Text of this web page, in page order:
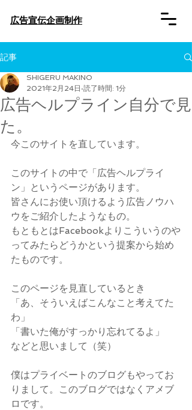
​広告宣伝企画制作
記事
広告ヘルプライン自分で見
た。
SHIGERU MAKINO
2021年2月24日 読了時間: 1分
今このサイトを直しています。
このサイトの中で「広告ヘルプライ
ン」というページがあります。
皆さんにお使い頂けるよう広告ノウハ
ウをご紹介したようなもの。
もともとはFacebookよりこういうのや
ってみたらどうかという提案から始め
たものです。
このページを見直しているとき
「あ、そういえばこんなこと考えてた
わ」
「書いた俺がすっかり忘れてるよ」
などと思いまして（笑）
僕はプライベートのブログもやってお
りまして。このブログではなくアメブ
ロです。